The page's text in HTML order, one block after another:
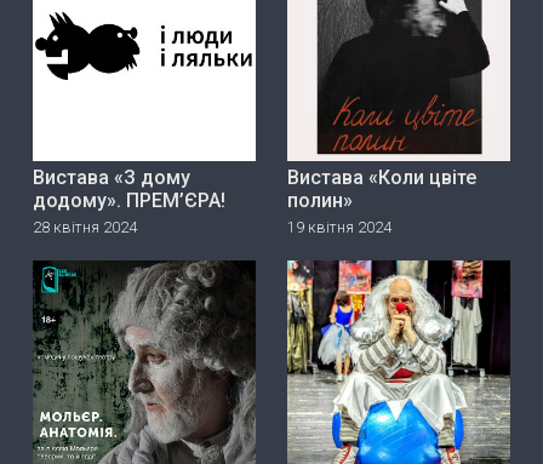
Вистава «З дому
додому». ПРЕМ’ЄРА!
28 квітня 2024
Вистава «Коли цвіте
полин»
19 квітня 2024